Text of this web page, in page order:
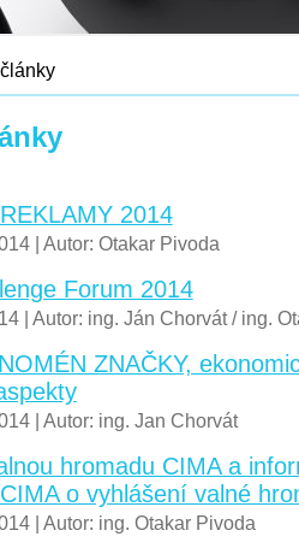
2014
| Autor: Otakar Pivoda
Forum 2014
| Autor: ing. Ján Chorvát / ing.
ZNAČKY,
| Autor: ing. Jan Chorvát
hromadu CIMA a
o vyhlášení valné
| Autor: ing. Otakar Pivoda